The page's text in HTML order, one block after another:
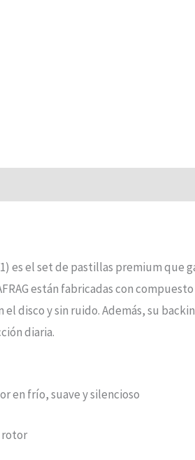
es el set de pastillas premium
están fabricadas con compuesto
disco y sin ruido. Además, su
diaria.
en frío, suave y silencioso
rotor